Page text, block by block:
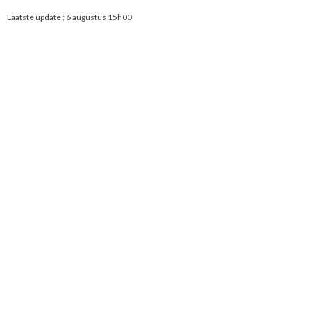
Laatste update : 6 augustus 15h00